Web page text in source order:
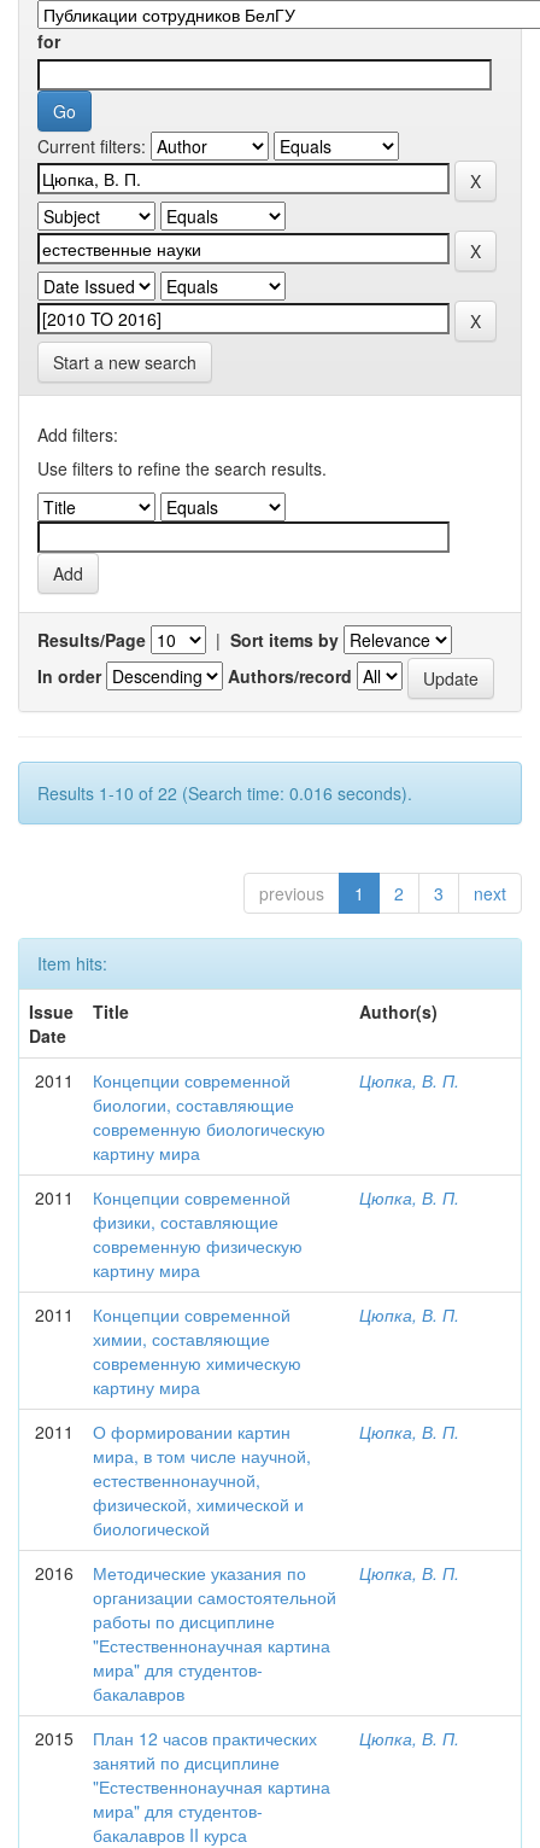
for
Current filters:
Start a new search
Add filters:
Use filters to refine the search results.
Results/Page | Sort items by
In order
Authors/record
Results 1-10 of 22 (Search time: 0.016 seconds).
previous 1 2 3 next
Item hits:
Issue
Date
Title Author(s)
2011
Концепции современной
биологии, составляющие
современную биологическую
картину мира
Цюпка, В. П.
2011
Концепции современной
физики, составляющие
современную физическую
картину мира
Цюпка, В. П.
2011
Концепции современной
химии, составляющие
современную химическую
картину мира
Цюпка, В. П.
2011
О формировании картин
мира, в том числе научной,
естественнонаучной,
физической, химической и
биологической
Цюпка, В. П.
2016
Методические указания по
организации самостоятельной
работы по дисциплине
"Естественнонаучная картина
мира" для студентов-
бакалавров
Цюпка, В. П.
2015
План 12 часов практических
занятий по дисциплине
"Естественнонаучная картина
мира" для студентов-
бакалавров II курса
Цюпка, В. П.